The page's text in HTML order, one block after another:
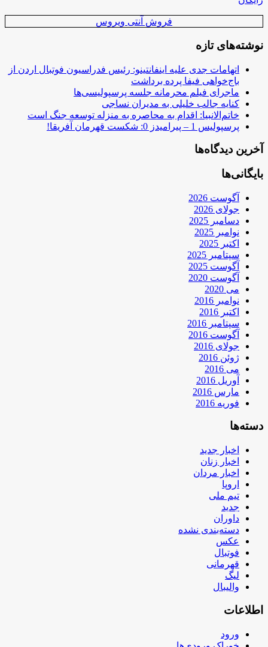
فروش آنتی ویروس
نوشته‌های تازه
اتهامات جدی علیه اینفانتینو: رئیس فدراسیون فوتبال اردن از
باج‌خواهی فیفا پرده برداشت
ماجرای فیلم محرمانه جلسه پرسپولیسی‌ها
کنایه جالب خلیلی به مدیران نساجی
خاتم‌الانبیا: اقدام به محاصره به منزله توسعه جنگ است
پرسپولیس 1 – پیرامیدز 0: شکست قهرمان آفریقا!
آخرین دیدگاه‌ها
بایگانی‌ها
آگوست 2026
جولای 2026
دسامبر 2025
نوامبر 2025
اکتبر 2025
سپتامبر 2025
آگوست 2025
آگوست 2020
می 2020
نوامبر 2016
اکتبر 2016
سپتامبر 2016
آگوست 2016
جولای 2016
ژوئن 2016
می 2016
آوریل 2016
مارس 2016
فوریه 2016
دسته‌ها
اخبار جدید
اخبار زنان
اخبار مردان
اروپا
تیم ملی
جدید
داوران
دسته‌بندی نشده
عکس
فوتبال
قهرمانی
لیگ
والیبال
اطلاعات
ورود